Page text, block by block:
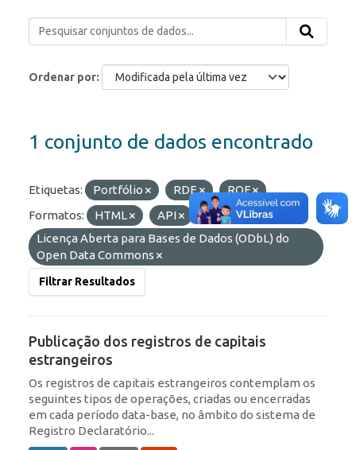
Ordenar por
1 conjunto de dados encontrado
Etiquetas: Portfólio RDE
ROF
Formatos:
HTML API
Licenças:
Licença Aberta para Bases de Dados (ODbL) do
Open Data Commons
Filtrar Resultados
Publicação dos registros de capitais
estrangeiros
Os registros de capitais estrangeiros contemplam os
seguintes tipos de operações, criadas ou encerradas
em cada período data-base, no âmbito do sistema de
Registro Declaratório...